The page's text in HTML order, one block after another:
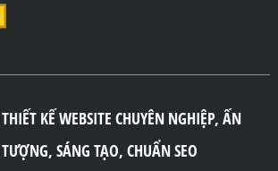
THIẾT KẾ WEBSITE CHUYÊN NGHIỆP, ẤN
TƯỢNG, SÁNG TẠO, CHUẨN SEO